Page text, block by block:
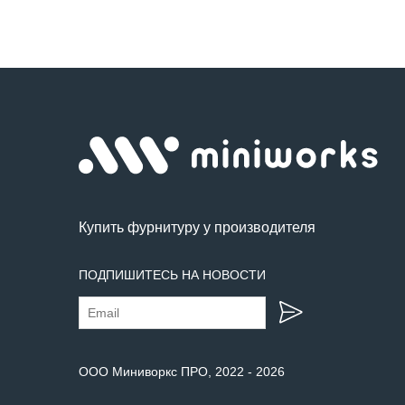
Купить фурнитуру у производителя
ПОДПИШИТЕСЬ НА НОВОСТИ
ООО Миниворкс ПРО , 2022 - 2026